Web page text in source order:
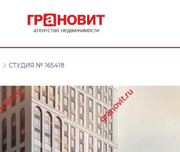
СТУДИЯ № 165418